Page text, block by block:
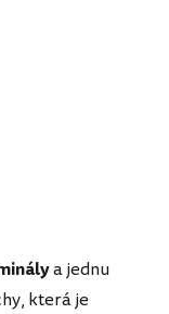
a jednu
která je